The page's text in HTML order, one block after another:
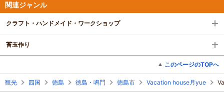
関連ジャンル
クラフト・ハンドメイド・ワークショップ
苔玉作り
このページのTOPへ
観光 四国 徳島 徳島・鳴門 徳島市 Vacation house月yue